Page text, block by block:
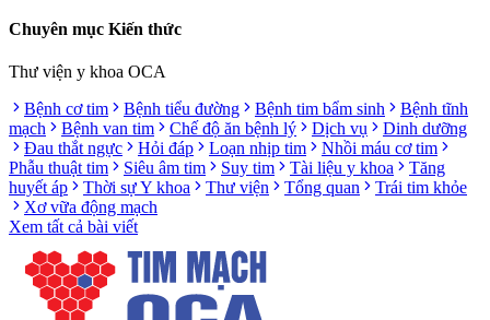
Chuyên mục Kiến thức
Thư viện y khoa OCA
Bệnh cơ tim
Bệnh tiểu đường Bệnh tim bẩm sinh
Bệnh tĩnh
mạch
Bệnh van tim Chế độ ăn bệnh lý Dịch vụ
Dinh dưỡng
Đau thắt ngực
Hỏi đáp Loạn nhịp tim
Nhồi máu cơ tim
Phẫu thuật tim
Siêu âm tim Suy tim Tài liệu y khoa
Tăng
huyết áp
Thời sự Y khoa Thư viện Tổng quan
Trái tim khỏe
Xơ vữa động mạch
Xem tất cả bài viết